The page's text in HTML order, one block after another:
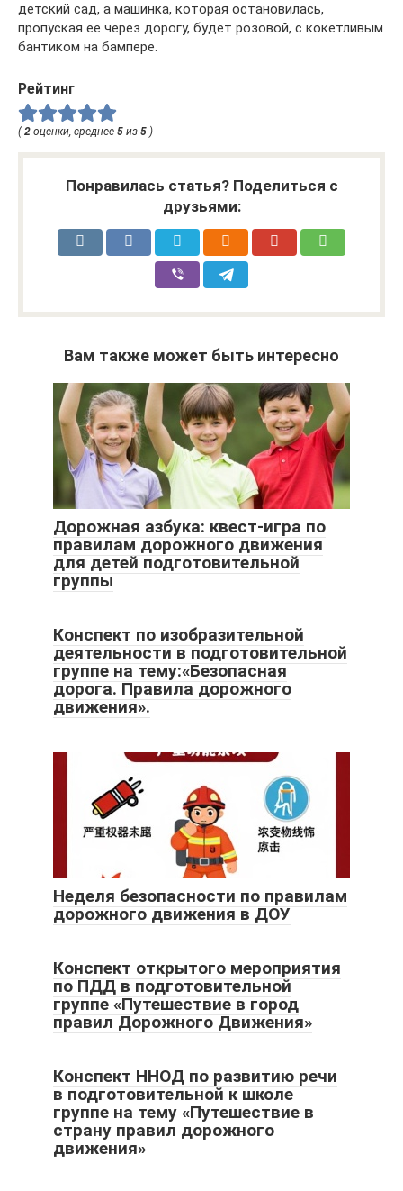
детский сад, а машинка, которая остановилась,
пропуская ее через дорогу, будет розовой, с кокетливым
бантиком на бампере.
Рейтинг
( 2 оценки, среднее 5 из 5 )
Понравилась статья? Поделиться с
друзьями:
Вам также может быть интересно
Дорожная азбука: квест-игра по
правилам дорожного движения
для детей подготовительной
группы
Конспект по изобразительной
деятельности в подготовительной
группе на тему:«Безопасная
дорога. Правила дорожного
движения».
Неделя безопасности по правилам
дорожного движения в ДОУ
Конспект открытого мероприятия
по ПДД в подготовительной
группе «Путешествие в город
правил Дорожного Движения»
Конспект ННОД по развитию речи
в подготовительной к школе
группе на тему «Путешествие в
страну правил дорожного
движения»